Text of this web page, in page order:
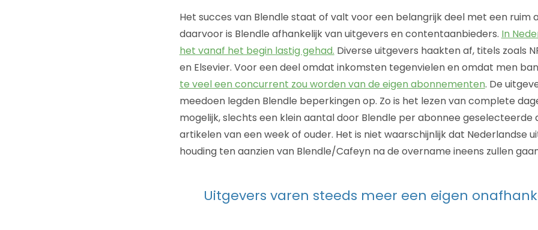
Het succes van Blendle staat of valt voor een belangrijk deel met een ruim
daarvoor is Blendle afhankelijk van uitgevers en contentaanbieders. In
het vanaf het begin lastig gehad. Diverse uitgevers haakten af, titels zoals
en Elsevier. Voor een deel omdat inkomsten tegenvielen en omdat men
te veel een concurrent zou worden van de eigen abonnementen. De
meedoen legden Blendle beperkingen op. Zo is het lezen van complete
mogelijk, slechts een klein aantal door Blendle per abonnee geselecteerde
artikelen van een week of ouder. Het is niet waarschijnlijk dat Nederlandse
houding ten aanzien van Blendle/Cafeyn na de overname ineens zullen
Uitgevers varen steeds meer een eigen